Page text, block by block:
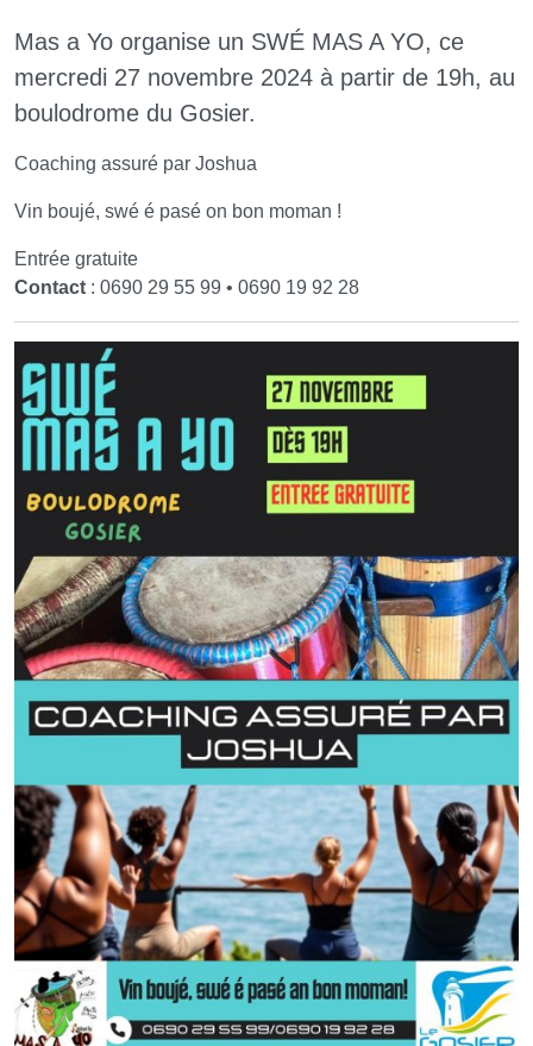
Mas a Yo organise un SWÉ MAS A YO, ce
mercredi 27 novembre 2024 à partir de 19h, au
boulodrome du Gosier.
Coaching assuré par Joshua
Vin boujé, swé é pasé on bon moman !
Entrée gratuite
Contact : 0690 29 55 99 • 0690 19 92 28